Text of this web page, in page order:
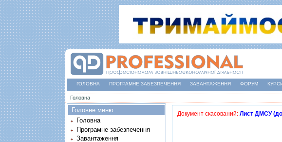
ГОЛОВНА ПРОГРАМНЕ ЗАБЕЗПЕЧЕННЯ ЗАВАНТАЖЕННЯ ФОРУМ
Ви є тут
Головна
Документ скасований:Лист ДМСУ
Головне меню
Головна
Програмне забезпечення
Завантаження